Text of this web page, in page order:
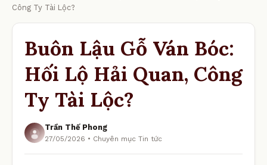
Công Ty Tài Lộc?
Buôn Lậu Gỗ Ván Bóc:
Hối Lộ Hải Quan, Công
Ty Tài Lộc?
Trần Thế Phong
27/05/2026 • Chuyên mục Tin tức